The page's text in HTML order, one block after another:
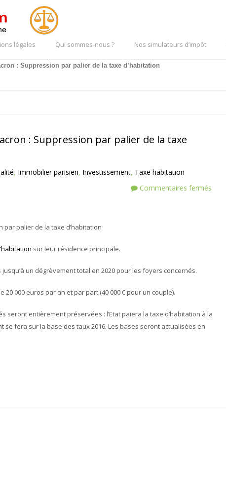
légales Qui sommes-nous ? Nos simulateurs d’impôt
: Suppression par palier de la taxe d’habitation
: Suppression par palier de la taxe
, Immobilier parisien, Investissement, Taxe habitation
Commentaires fermés
palier de la taxe d’habitation
sur leur résidence principale.
un dégrèvement total en 2020 pour les foyers concernés.
000 euros par an et par part (40 000 € pour un couple).
seront entièrement préservées : l’Etat paiera la taxe d’habitation à la
se fera sur la base des taux 2016. Les bases seront actualisées en